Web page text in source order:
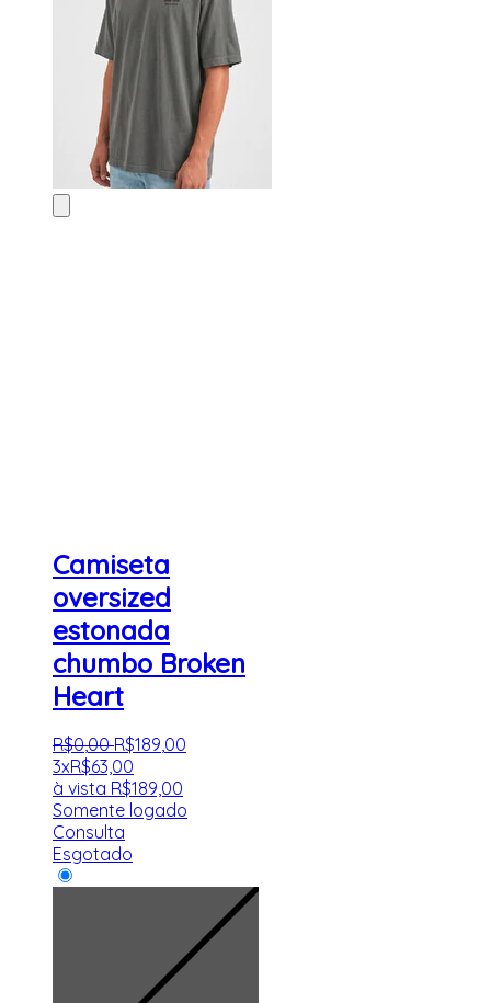
Camiseta
oversized
estonada
chumbo Broken
Heart
R$0,00 R$189,00
3xR$63,00
à vista R$189,00
Somente logado
Consulta
Esgotado